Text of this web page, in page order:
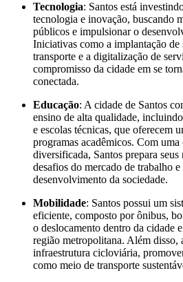
Tecnologia: Santos está
tecnologia e inovação, buscando
públicos e impulsionar o
Iniciativas como a implantação de
transporte e a digitalização de
compromisso da cidade em se
conectada.
Educação: A cidade de Santos
ensino de alta qualidade,
e escolas técnicas, que oferecem
programas acadêmicos. Com
diversificada, Santos prepara seus
desafios do mercado de trabalho
desenvolvimento da sociedade.
Mobilidade: Santos possui um
eficiente, composto por ônibus,
o deslocamento dentro da cidade
região metropolitana. Além disso,
infraestrutura cicloviária,
como meio de transporte